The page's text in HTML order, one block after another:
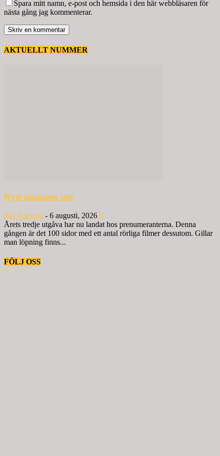
Spara mitt namn, e-post och hemsida i den här webbläsaren för
nästa gång jag kommenterar.
AKTUELLT NUMMER
Nytt nummer ute
BG Nilensjö - 6 augusti, 2026 0
Årets tredje utgåva har nu landat hos prenumeranterna. Denna
gången är det 100 sidor med ett antal rörliga filmer dessutom. Gillar
man löpning finns...
FÖLJ OSS